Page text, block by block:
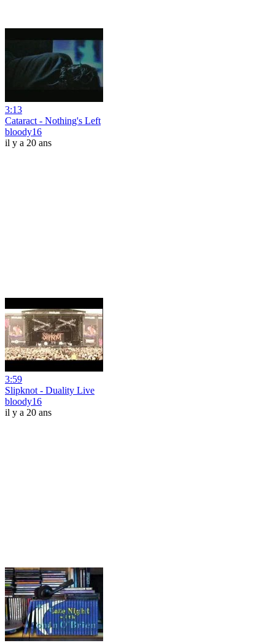
3:13
Cataract - Nothing's Left
bloody16
il y a 20 ans
3:59
Slipknot - Duality Live
bloody16
il y a 20 ans